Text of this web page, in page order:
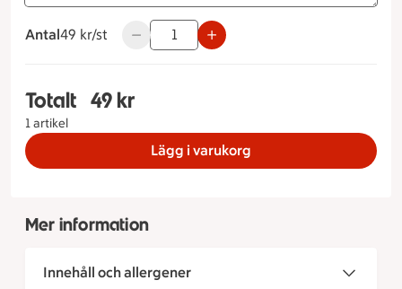
Antal
49 kronor styck
49 kr/st Använd knapparna för att minska eller
Totalt
1 artikel
Totalt 1 stycken Baguette rostbiff/potatissallad,
49 kr
Lägg i varukorg
Mer information
Innehåll och allergener